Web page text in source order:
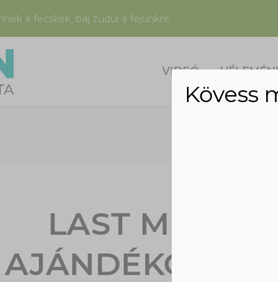
a fecskék, baj zúdul a fejünkre
VIDEÓ
LAST MINUTE
Kövess